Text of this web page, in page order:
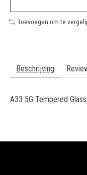
Toevoegen om te
Beschrijving
A33 5G Tempered